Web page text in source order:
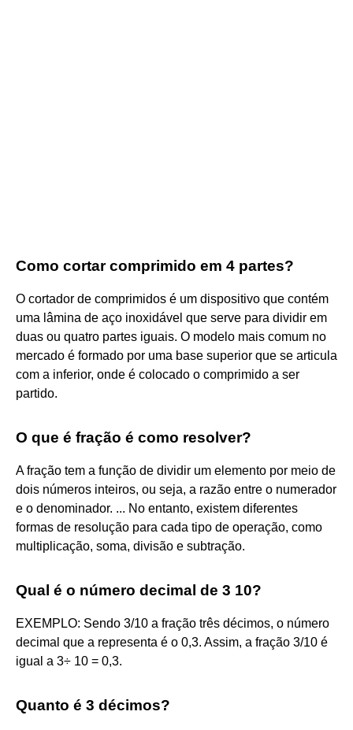
Como cortar comprimido em 4 partes?
O cortador de comprimidos é um dispositivo que contém
uma lâmina de aço inoxidável que serve para dividir em
duas ou quatro partes iguais. O modelo mais comum no
mercado é formado por uma base superior que se articula
com a inferior, onde é colocado o comprimido a ser
partido.
O que é fração é como resolver?
A fração tem a função de dividir um elemento por meio de
dois números inteiros, ou seja, a razão entre o numerador
e o denominador. ... No entanto, existem diferentes
formas de resolução para cada tipo de operação, como
multiplicação, soma, divisão e subtração.
Qual é o número decimal de 3 10?
EXEMPLO: Sendo 3/10 a fração três décimos, o número
decimal que a representa é o 0,3. Assim, a fração 3/10 é
igual a 3÷ 10 = 0,3.
Quanto é 3 décimos?